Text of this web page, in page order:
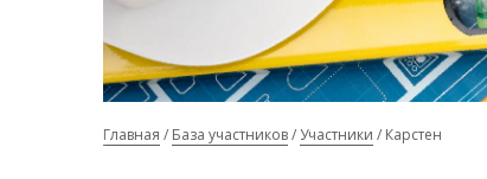
Главная База участников Участники Карстен